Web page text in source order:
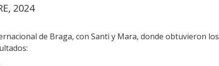
2024
de Braga, con Santi y Mara, donde obtuvieron los